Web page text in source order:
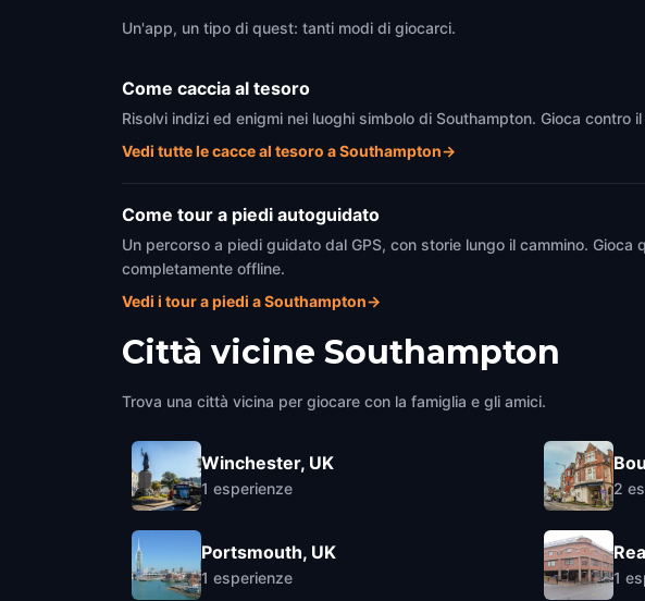
Un'app, un tipo di quest: tanti modi di giocarci.
Come caccia al tesoro
Risolvi indizi ed enigmi nei luoghi simbolo di Southampton. Gioca
Vedi tutte le cacce al tesoro a Southampton→
Come tour a piedi autoguidato
Un percorso a piedi guidato dal GPS, con storie lungo il cammino.
completamente offline.
Vedi i tour a piedi a Southampton→
Città vicine Southampton
Trova una città vicina per giocare con la famiglia e gli amici.
Winchester, UK
1 esperienze
Portsmouth, UK
1 esperienze
2
1